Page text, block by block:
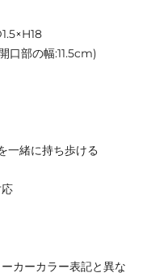
口部の幅:11.5cm)
一緒に持ち歩ける
カーカラー表記と異な